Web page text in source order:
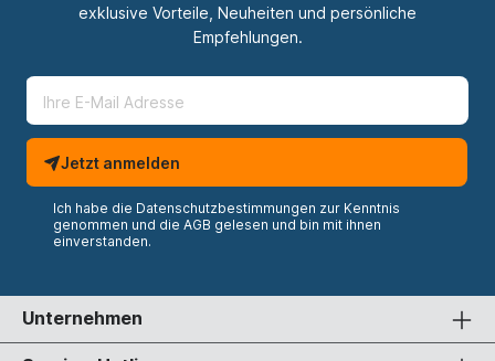
exklusive Vorteile, Neuheiten und persönliche
Empfehlungen.
Jetzt anmelden
Ich habe die Datenschutzbestimmungen zur Kenntnis
genommen und die AGB gelesen und bin mit ihnen
einverstanden.
Unternehmen